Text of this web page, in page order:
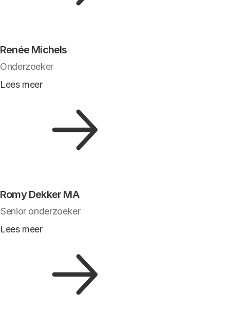
Renée Michels
Onderzoeker
Lees meer
Romy Dekker MA
Senior onderzoeker
Lees meer